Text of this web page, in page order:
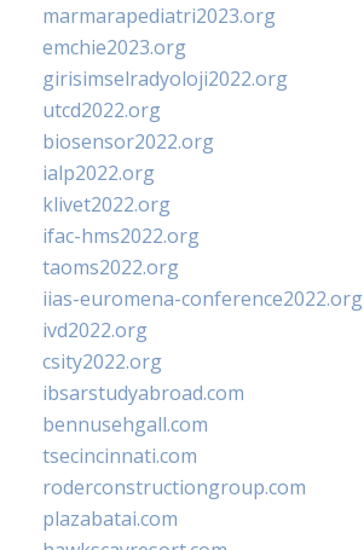
marmarapediatri2023.org
emchie2023.org
girisimselradyoloji2022.org
utcd2022.org
biosensor2022.org
ialp2022.org
klivet2022.org
ifac-hms2022.org
taoms2022.org
iias-euromena-conference2022.org
ivd2022.org
csity2022.org
ibsarstudyabroad.com
bennusehgall.com
tsecincinnati.com
roderconstructiongroup.com
plazabatai.com